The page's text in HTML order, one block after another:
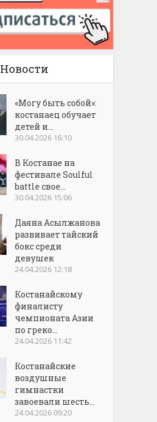
Новости
«Могу быть собой»:
костанаец обучает
детей и...
30.04.2026 16:10
В Костанае на
фестивале Soulful
battle свое...
30.04.2026 15:06
Даяна Асылжанова
развивает тайский
бокс среди
девушек
24.04.2026 12:18
Костанайскому
финалисту
чемпионата Азии
по греко...
24.04.2026 11:42
Костанайские
воздушные
гимнастки
завоевали шесть...
24.04.2026 09:20